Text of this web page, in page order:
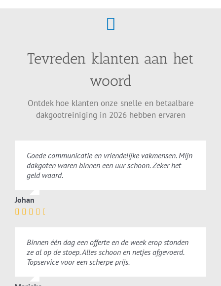
Tevreden klanten aan het
woord
Ontdek hoe klanten onze snelle en betaalbare
dakgootreiniging in 2026 hebben ervaren
Goede communicatie en vriendelijke vakmensen. Mijn
dakgoten waren binnen een uur schoon. Zeker het
geld waard.
Johan
Binnen één dag een offerte en de week erop stonden
ze al op de stoep. Alles schoon en netjes afgevoerd.
Topservice voor een scherpe prijs.